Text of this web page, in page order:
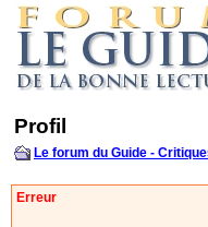
Profil
Le forum du Guide -
Erreur